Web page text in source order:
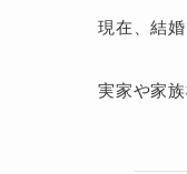
現在、結
実家や家